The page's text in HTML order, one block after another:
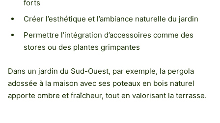
forts
Créer l’esthétique et l’ambiance naturelle du jardin
Permettre l’intégration d’accessoires comme des
stores ou des plantes grimpantes
Dans un jardin du Sud-Ouest, par exemple, la pergola
adossée à la maison avec ses poteaux en bois naturel
apporte ombre et fraîcheur, tout en valorisant la terrasse.